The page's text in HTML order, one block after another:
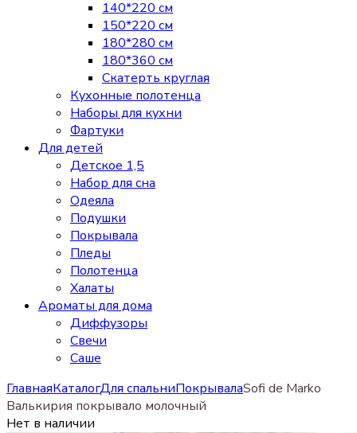
140*220 см
150*220 см
180*280 см
180*360 см
Скатерть круглая
Кухонные полотенца
Наборы для кухни
Фартуки
Для детей
Детское 1,5
Набор для сна
Одеяла
Подушки
Покрывала
Пледы
Полотенца
Халаты
Ароматы для дома
Диффузоры
Свечи
Cаше
ГлавнаяКаталогДля спальниПокрывалаSofi de Marko
Валькирия покрывало молочный
Нет в наличии